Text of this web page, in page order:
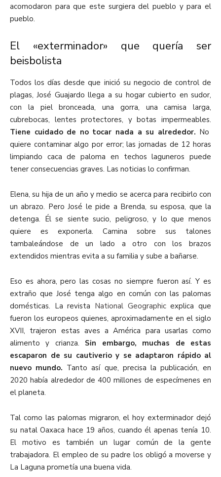
acomodaron para que este surgiera del pueblo y para el
pueblo.
El «exterminador» que quería ser
beisbolista
Todos los días desde que inició su negocio de control de
plagas, José Guajardo llega a su hogar cubierto en sudor,
con la piel bronceada, una gorra, una camisa larga,
cubrebocas, lentes protectores, y botas impermeables.
Tiene cuidado de no tocar nada a su alrededor. No
quiere contaminar algo por error; las jornadas de 12 horas
limpiando caca de paloma en techos laguneros puede
tener consecuencias graves. Las noticias lo confirman.
Elena, su hija de un año y medio se acerca para recibirlo con
un abrazo. Pero José le pide a Brenda, su esposa, que la
detenga. Él se siente sucio, peligroso, y lo que menos
quiere es exponerla. Camina sobre sus talones
tambaleándose de un lado a otro con los brazos
extendidos mientras evita a su familia y sube a bañarse.
Eso es ahora, pero las cosas no siempre fueron así. Y es
extraño que José tenga algo en común con las palomas
domésticas. La revista National Geographicexplica que
fueron los europeos quienes, aproximadamente en el siglo
XVII, trajeron estas aves a América para usarlas como
alimento y crianza. Sin embargo, muchas de estas
escaparon de su cautiverio y se adaptaron rápido al
nuevo mundo. Tanto así que, precisa la publicación, en
2020 había alrededor de 400 millones de especímenes en
el planeta.
Tal como las palomas migraron, el hoy exterminador dejó
su natal Oaxaca hace 19 años, cuando él apenas tenía 10.
El motivo es también un lugar común de la gente
trabajadora. El empleo de su padre los obligó a moverse y
La Laguna prometía una buena vida.